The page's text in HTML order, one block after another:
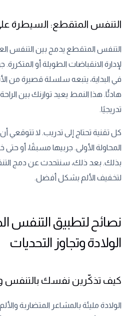
التنفس المتقطع: السيطرة
التنفس المتقطع يدمج بين التنفس
لإدارة الانقباضات الطويلة أو
في البداية، يتبعه سلسلة قصيرة من
هادئًا. هذا النمط يعيد توازنك بين
تدريجيًا.
كل تقنية تحتاج إلى تدريب. لا
المحاولة الأولى. جربيها مسبقًا، أو
بذلك. بعد ذلك، سنتحدث عن دمج
لتخفيف الألم بشكل أفضل.
نصائح لتطبيق التنفس
الولادة وتجاوز التحديات
كيف تذكّرين نفسك بالتنفس
الولادة مليئة بالمشاعر المتضاربة